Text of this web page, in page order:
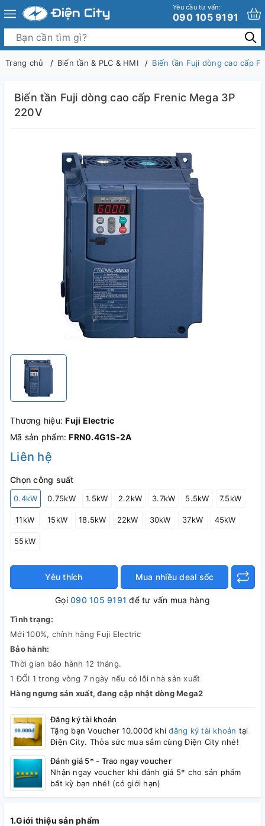
Yêu cầu tư vấn:
090 105 9191
Trang chủ Biến tần & PLC & HMI Biến tần Fuji dòng cao cấp
Biến tần Fuji dòng cao cấp Frenic Mega 3P
220V
Thương hiệu:Fuji Electric
Mã sản phẩm:FRN0.4G1S-2A
Liên hệ
Chọn công suất
0.4kW 0.75kW 1.5kW 2.2kW 3.7kW 5.5kW 7.5kW
11kW 15kW 18.5kW 22kW 30kW 37kW 45kW
55kW
Yêu thích Mua nhiều deal sốc
Gọi090 105 9191 để tư vấn mua hàng
Tình trạng:
Mới 100%, chính hãng Fuji Electric
Bảo hành:
Thời gian bảo hành 12 tháng.
1 ĐỔI 1 trong vòng 7 ngày nếu có lỗi nhà sản xuất
Hàng ngưng sản xuất, đang cập nhật dòng Mega2
Đăng ký tài khoản
Tặng bạn Voucher 10.000đ khiđăng ký tài khoản tại
Điện City. Thỏa sức mua sắm cùng Điện City nhé!
Đánh giá 5* - Trao ngay voucher
Nhận ngay voucher khi đánh giá 5* cho sản phẩm
bất kỳ bạn nhé! (có giới hạn)
1.Giới thiệu sản phẩm